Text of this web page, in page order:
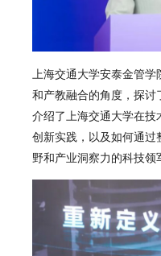
上海交通大学安泰金管
和产教融合的角度，探
介绍了上海交通大学在技
创新实践，以及如何通
野和产业洞察力的科技领